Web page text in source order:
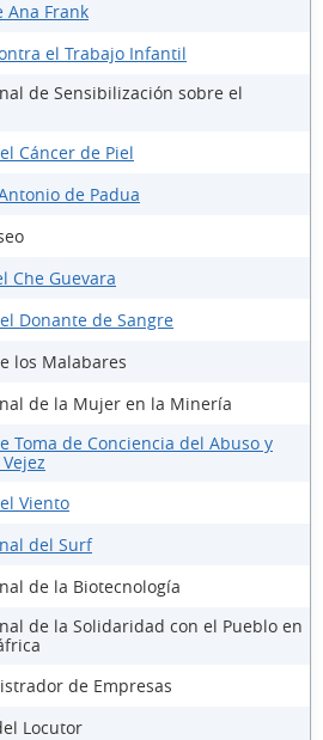
Ana Frank
el Trabajo Infantil
de Sensibilización sobre el
Cáncer de Piel
de Padua
Che Guevara
Donante de Sangre
los Malabares
de la Mujer en la Minería
Toma de Conciencia del Abuso y
Viento
del Surf
de la Biotecnología
de la Solidaridad con el Pueblo en
de Empresas
Locutor